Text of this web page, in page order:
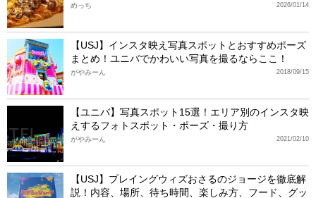
2026/01/14
めっち
【USJ】インスタ映え写真スポットとおすすめポーズ
まとめ！ユニバでかわいい写真を撮るならここ！
2018/09/15
がやみーん
【ユニバ】写真スポット15選！エリア別のインスタ映
えするフォトスポット・ポーズ・撮り方
2021/02/10
がやみーん
【USJ】プレイングウィズおさるのジョージを徹底解
説！内容、場所、待ち時間、楽しみ方、フード、グッ